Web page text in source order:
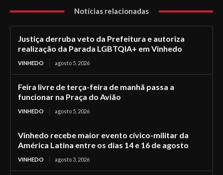
Notícias relacionadas
Justiça derruba veto da Prefeitura e autoriza
realização da Parada LGBTQIA+ em Vinhedo
VINHEDO agosto 5, 2026
Feira livre de terça-feira de manhã passa a
funcionar na Praça do Avião
VINHEDO agosto 5, 2026
Vinhedo recebe maior evento cívico-militar da
América Latina entre os dias 14 e 16 de agosto
VINHEDO agosto 3, 2026